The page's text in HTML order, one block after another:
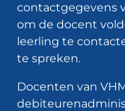
contactgegevens
om de docent
leerling te
te spreken.
Docenten van